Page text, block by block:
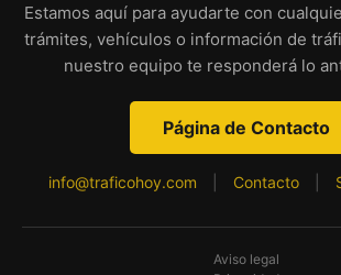
Estamos aquí para ayudarte con
trámites, vehículos o información de
nuestro equipo te responderá lo
Página de Contacto
info@traficohoy.com Contacto
Aviso legal